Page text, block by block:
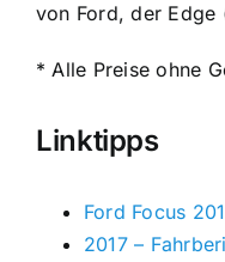
von Ford, der Edge
* Alle Preise ohne
Linktipps
Ford Focus
2017 –